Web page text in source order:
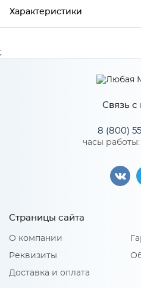
Характеристики
Связь с
8 (800)
часы работы:
Страницы сайта
О компании
Реквизиты
Доставка и оплата
;